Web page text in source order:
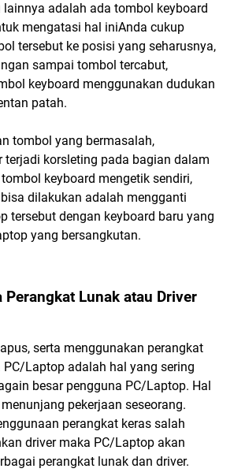
adalah ada tombol keyboard
mengatasi hal iniAnda cukup
tersebut ke posisi yang seharusnya,
sampai tombol tercabut,
keyboard menggunakan dudukan
patah.
tombol yang bermasalah,
terjadi korsleting pada bagian dalam
keyboard mengetik sendiri,
dilakukan adalah mengganti
tersebut dengan keyboard baru yang
yang bersangkutan.
Perangkat Lunak atau Driver
serta menggunakan perangkat
Laptop adalah hal yang sering
besar pengguna PC/Laptop. Hal
pekerjaan seseorang.
perangkat keras salah
driver maka PC/Laptop akan
perangkat lunak dan driver.